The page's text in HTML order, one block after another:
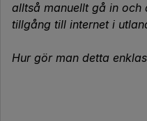
alltså manuellt gå in
tillgång till internet i
Hur gör man detta